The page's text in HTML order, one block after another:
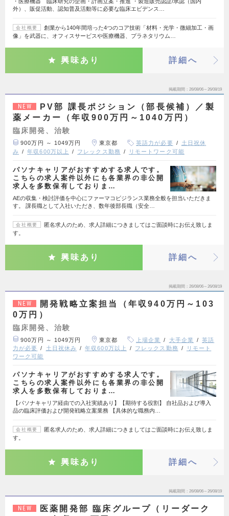
外）、販促活動、認知普及活動等に必要な臨床エビデンス…
会社概要
創業から140年間培った4つのコア技術「材料・光学・微細加工・画
像」を武器に、オフィスサービスや医療機器、プラネタリウム…
興味あり 詳細へ
掲載期間 26/08/06～26/08/19
NEW
PV部 課長ポジション（部長候補）／製
薬メーカー（年収900万円～1040万円）
臨床開発、治験
900万円 ～ 1049万円 東京都 英語力が必要
土日祝休
み
年収600万以上 フレックス勤務 リモートワーク可能
パソナキャリアがおすすめする求人です。
こちらの求人案件以外にも各業界の非公開
求人を多数保有しておりま…
AEの収集・検討評価を中心にファーマコビジランス業務全般を担当いただきま
す。 課長職として入社いただき、数年後部長職（安全…
会社概要
匿名求人のため、求人詳細につきましてはご面談時にお伝え致しま
す。
興味あり 詳細へ
掲載期間 26/08/06～26/08/19
NEW
開発戦略立案担当（年収940万円～103
0万円）
臨床開発、治験
900万円 ～ 1049万円 東京都 上場企業 大手企業
英語
力が必要
土日祝休み 年収600万以上 フレックス勤務
リモート
ワーク可能
パソナキャリアがおすすめする求人です。
こちらの求人案件以外にも各業界の非公開
求人を多数保有しておりま…
【パソナキャリア経由での入社実績あり】【期待する役割】 自社品および導入
品の臨床評価および開発戦略立案業務 【具体的な職務内…
会社概要
匿名求人のため、求人詳細につきましてはご面談時にお伝え致しま
す。
興味あり 詳細へ
掲載期間 26/08/06～26/08/19
NEW
医薬開発部 臨床グループ（リーダーク